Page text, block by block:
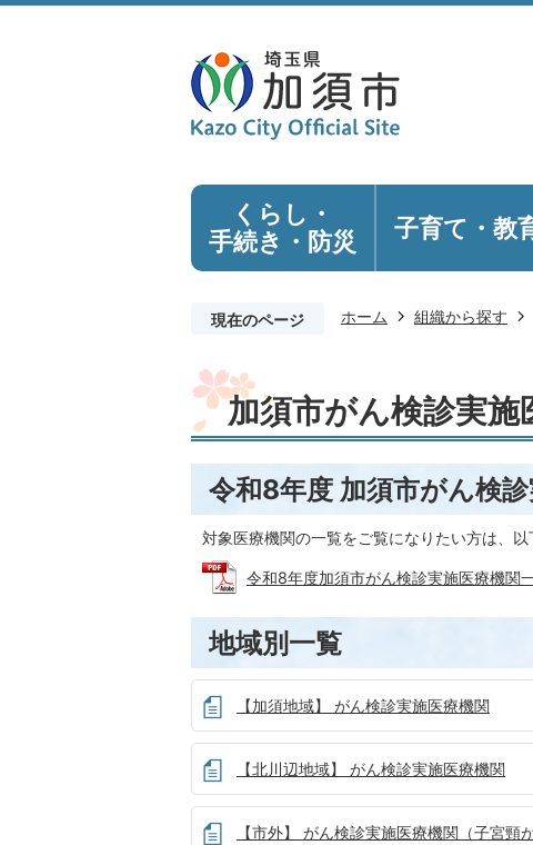
くらし・
手続き ・防災 子育て・教
現在のページ ホーム 組織から探す
加須市がん検診実施
令和8年度 加須市がん検
対象医療機関の一覧をご覧になりたい方は、以
令和8年度加須市がん検診実施医療機関
地域別一覧
【加須地域】 がん検診実施医療機関
【北川辺地域】 がん検診実施医療機関
【市外】 がん検診実施医療機関（子宮頸